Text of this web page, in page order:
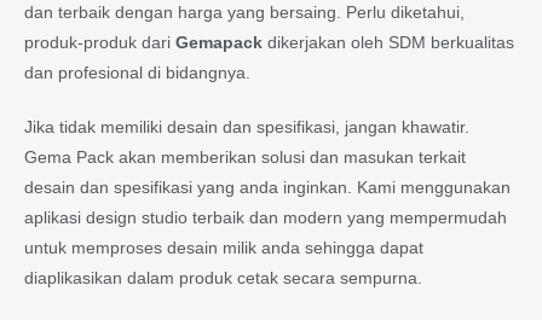
dan terbaik dengan harga yang bersaing. Perlu diketahui,
produk-produk dari Gemapack dikerjakan oleh SDM berkualitas
dan profesional di bidangnya.
Jika tidak memiliki desain dan spesifikasi, jangan khawatir.
Gema Pack akan memberikan solusi dan masukan terkait
desain dan spesifikasi yang anda inginkan. Kami menggunakan
aplikasi design studio terbaik dan modern yang mempermudah
untuk memproses desain milik anda sehingga dapat
diaplikasikan dalam produk cetak secara sempurna.